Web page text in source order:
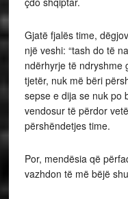
Gjatë fjalës time,
një veshi: “tash do të
ndërhyrje të ndryshme
tjetër, nuk më bëri
sepse e dija se nuk po
vendosur të përdor
përshëndetjes time.
Por, mendësia që
vazhdon të më bëjë